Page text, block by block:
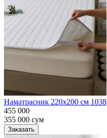
Наматрасник 220х200 см 1038
455 000
355 000 сум
Заказать